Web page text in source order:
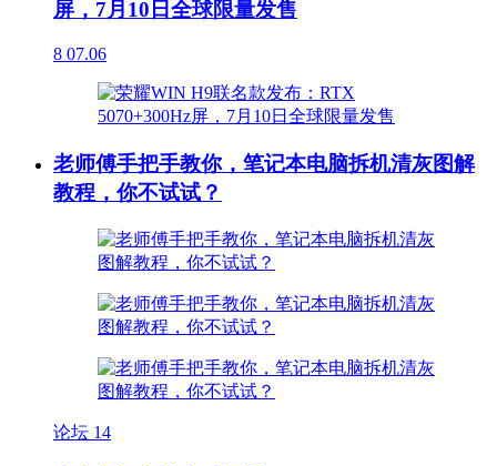
屏，7月10日全球限量发售
8 07.06
老师傅手把手教你，笔记本电脑拆机清灰图解
教程，你不试试？
论坛 14